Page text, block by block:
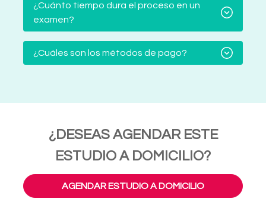
¿Cuánto tiempo dura el proceso en un
examen?
¿Cuáles son los métodos de pago?
¿DESEAS AGENDAR ESTE
ESTUDIO A DOMICILIO?
AGENDAR ESTUDIO A DOMICILIO